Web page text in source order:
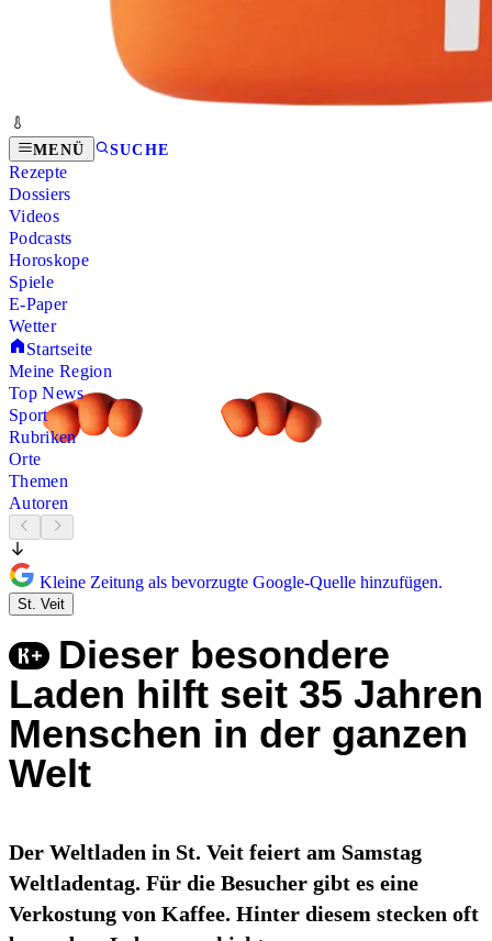
MENÜ SUCHE
Rezepte
Dossiers
Videos
Podcasts
Horoskope
Spiele
E-Paper
Wetter
Startseite
Meine Region
Top News
Sport
Rubriken
Orte
Themen
Autoren
Kleine Zeitung als bevorzugte Google-Quelle hinzufügen.
St. Veit
Dieser besondere
Laden hilft seit 35 Jahren
Menschen in der ganzen
Welt
Der Weltladen in St. Veit feiert am Samstag
Weltladentag. Für die Besucher gibt es eine
Verkostung von Kaffee. Hinter diesem stecken oft